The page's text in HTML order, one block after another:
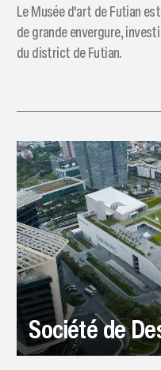
Le Musée d'art de Futian
de grande envergure,
du district de Futian.
Société de